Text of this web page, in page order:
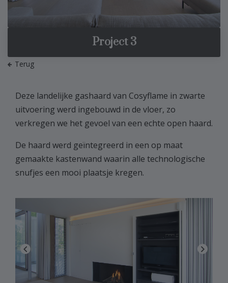
Project 3
Terug
Deze landelijke gashaard van Cosyflame in zwarte
uitvoering werd ingebouwd in de vloer, zo
verkregen we het gevoel van een echte open haard.
De haard werd geïntegreerd in een op maat
gemaakte kastenwand waarin alle technologische
snufjes een mooi plaatsje kregen.
Previous